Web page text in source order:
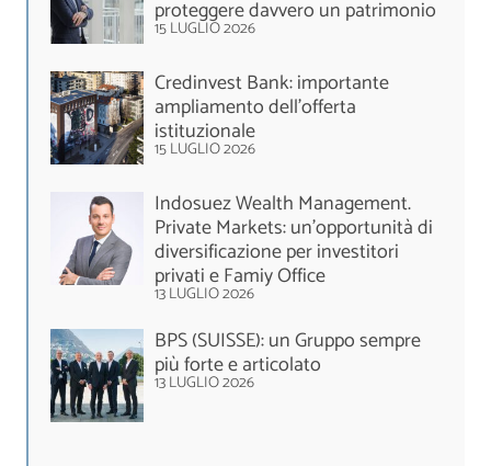
proteggere davvero un patrimonio
15 LUGLIO 2026
Credinvest Bank: importante
ampliamento dell’offerta
istituzionale
15 LUGLIO 2026
Indosuez Wealth Management.
Private Markets: un’opportunità di
diversificazione per investitori
privati e Famiy Office
13 LUGLIO 2026
BPS (SUISSE): un Gruppo sempre
più forte e articolato
13 LUGLIO 2026